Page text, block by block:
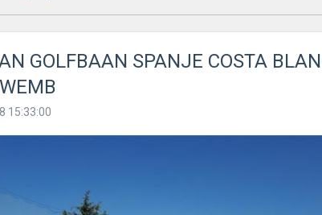
GOLFBAAN SPANJE COSTA
15:33:00